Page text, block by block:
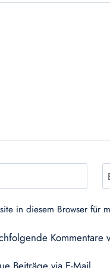
in diesem Browser für
Kommentare